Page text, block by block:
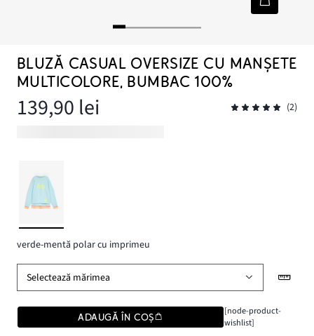
BLUZĂ CASUAL OVERSIZE CU MANȘETE
MULTICOLORE, BUMBAC 100%
139,90 lei (2)
verde-mentă polar cu imprimeu
Selectează mărimea
ADAUGĂ ÎN COȘ
[node-product-
wishlist]